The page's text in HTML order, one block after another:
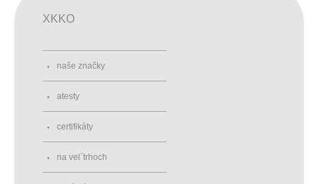
XKKO
naše značky
atesty
certifikáty
na vel´trhoch